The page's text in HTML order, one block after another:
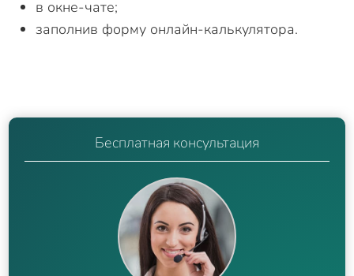
в окне-чате;
заполнив форму онлайн-калькулятора.
Бесплатная консультация